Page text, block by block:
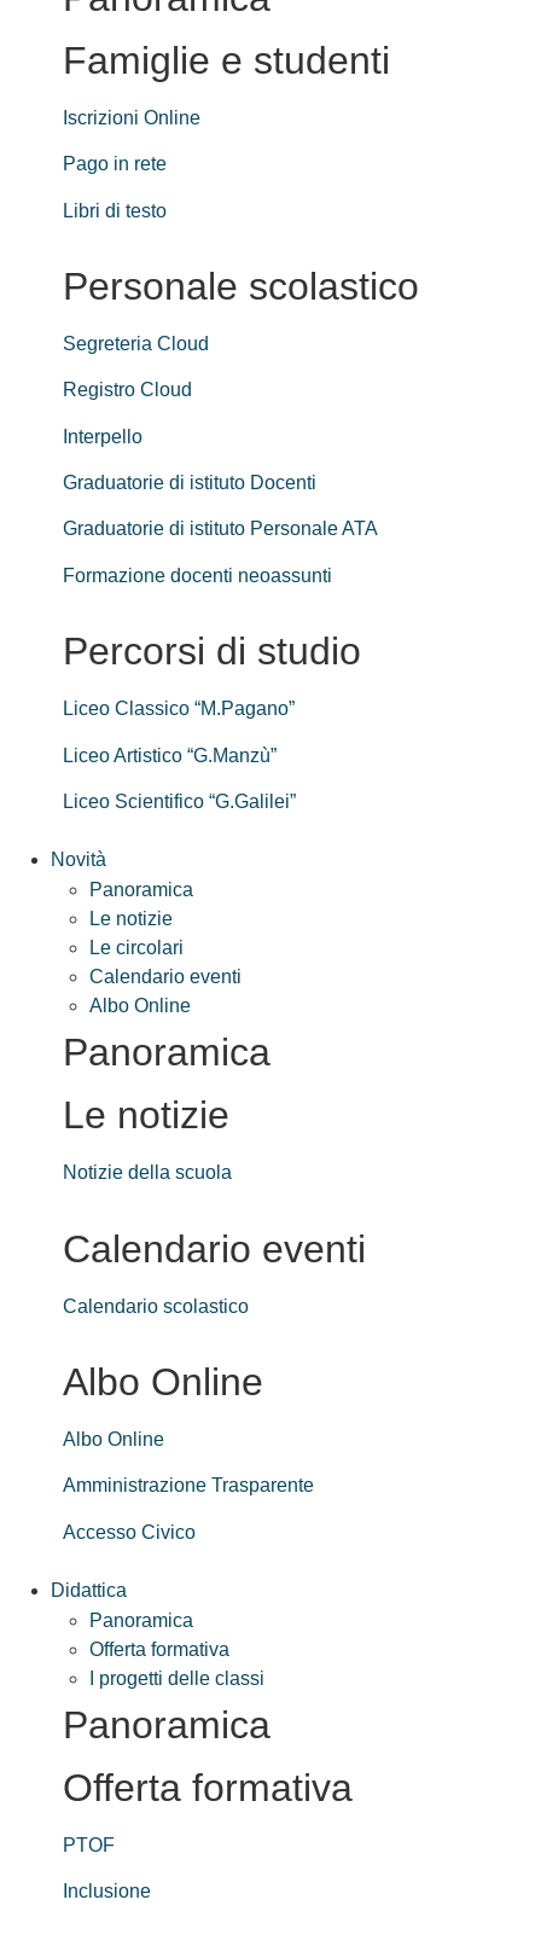
Famiglie e studenti
Iscrizioni Online
Pago in rete
Libri di testo
Personale scolastico
Segreteria Cloud
Registro Cloud
Interpello
Graduatorie di istituto Docenti
Graduatorie di istituto Personale ATA
Formazione docenti neoassunti
Percorsi di studio
Liceo Classico “M.Pagano”
Liceo Artistico “G.Manzù”
Liceo Scientifico “G.Galilei”
Novità
Panoramica
Le notizie
Le circolari
Calendario eventi
Albo Online
Panoramica
Le notizie
Notizie della scuola
Calendario eventi
Calendario scolastico
Albo Online
Albo Online
Amministrazione Trasparente
Accesso Civico
Didattica
Panoramica
Offerta formativa
I progetti delle classi
Panoramica
Offerta formativa
PTOF
Inclusione